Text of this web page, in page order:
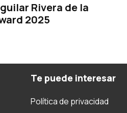
Rivera de la
2025
Te puede interesar
Política de privacidad